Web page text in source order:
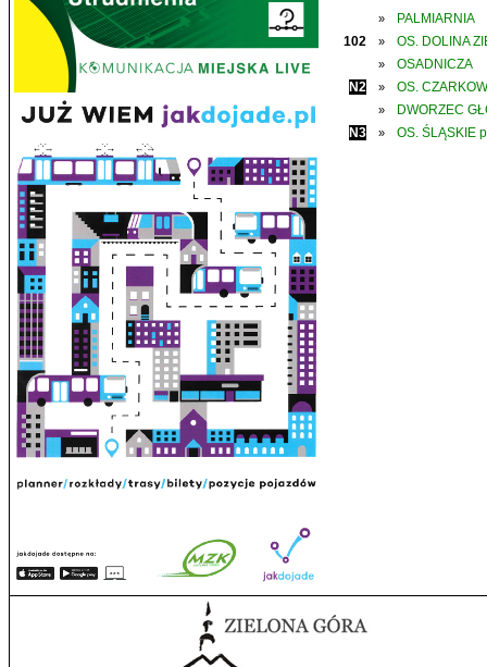
»
PALMIARNIA
102
» OS. DOLINA
»
OSADNICZA
N2
» OS.
»
DWORZEC
N3
» OS. ŚLĄSKIE